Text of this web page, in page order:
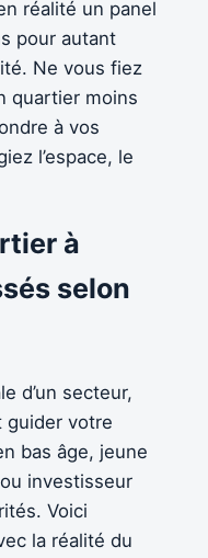
réalité un panel
pour autant
Ne vous fiez
quartier moins
à vos
l’espace, le
à
selon
d’un secteur,
guider votre
bas âge, jeune
investisseur
Voici
la réalité du